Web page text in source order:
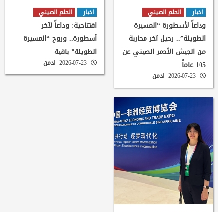
اخبار الحلم الصيني
وداعاً لأسطورة “المسيرة
الطويلة”.. رحيل آخر محاربة
من الجيش الأحمر الصيني عن
105 عاماً
ادمن
اخبار الحلم الصيني
افتتاحية: وداعاً لآخر
أسطورة.. وروح “المسيرة
الطويلة” باقية
ادمن